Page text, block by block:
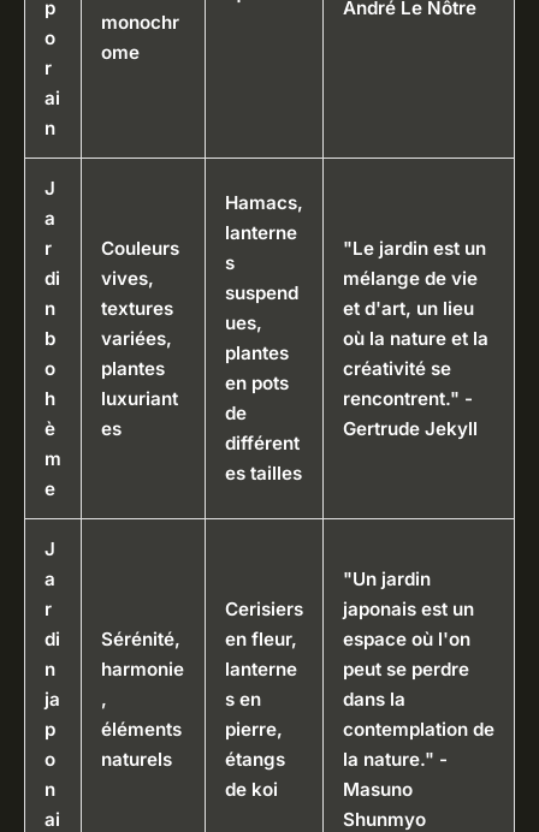
p
o
r
ai
n
monochr
ome
André Le Nôtre
J
a
r
di
n
b
o
h
è
m
e
Couleurs
vives,
textures
variées,
plantes
luxuriant
es
Hamacs,
lanterne
s
suspend
ues,
plantes
en pots
de
différent
es tailles
"Le jardin est un
mélange de vie
et d'art, un lieu
où la nature et la
créativité se
rencontrent." -
Gertrude Jekyll
J
a
r
di
n
ja
p
o
n
ai
Sérénité,
harmonie
,
éléments
naturels
Cerisiers
en fleur,
lanterne
s en
pierre,
étangs
de koi
"Un jardin
japonais est un
espace où l'on
peut se perdre
dans la
contemplation de
la nature." -
Masuno
Shunmyo